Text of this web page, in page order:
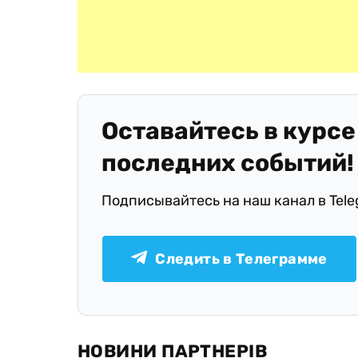
Оставайтесь в курсе
последних событий!
Подписывайтесь на наш канал в
Следить в Телеграмме